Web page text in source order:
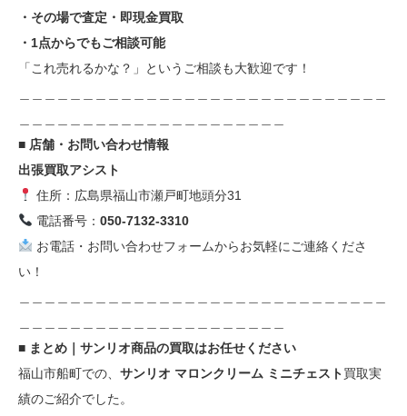
・その場で査定・即現金買取
・1点からでもご相談可能
「これ売れるかな？」というご相談も大歓迎です！
■ 店舗・お問い合わせ情報
出張買取アシスト
住所：広島県福山市瀬戸町地頭分31
電話番号： 050-7132-3310
お電話・お問い合わせフォームからお気軽にご連絡くださ
い！
■ まとめ｜サンリオ商品の買取はお任せください
福山市船町での、 サンリオ マロンクリーム ミニチェスト買取実
績のご紹介でした。